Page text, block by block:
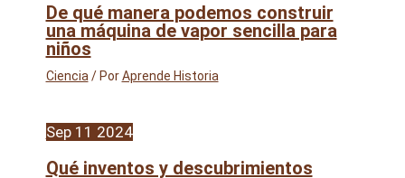
De qué manera podemos construir
una máquina de vapor sencilla para
niños
Ciencia / PorAprende Historia
Sep 11 2024
Qué inventos y descubrimientos